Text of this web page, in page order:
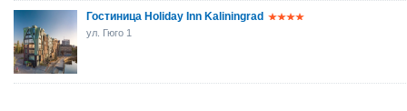
Гостиница Holiday Inn Kaliningrad
ул. Гюго 1